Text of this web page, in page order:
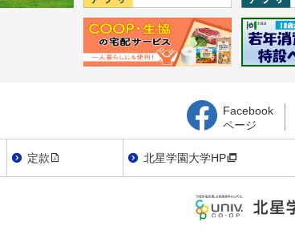
Facebook
ページ
定款 北星学園大学HP